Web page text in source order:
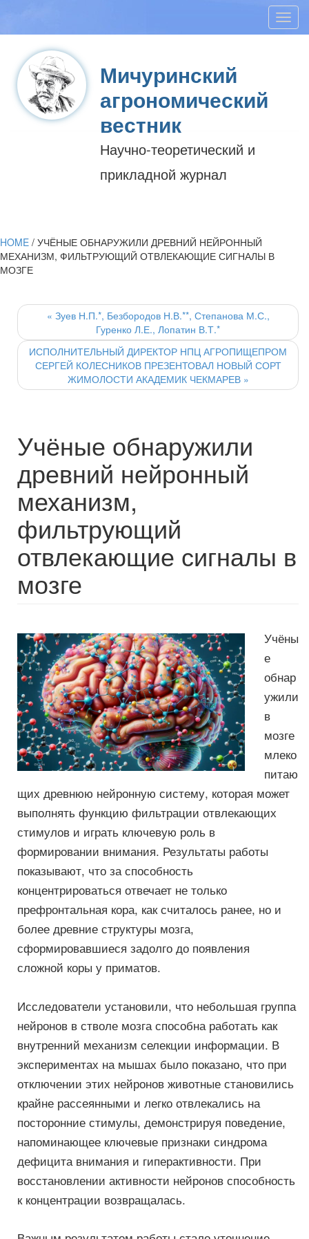
Мичуринский
агрономический
вестник
Научно-теоретический и
прикладной журнал
HOME / УЧЁНЫЕ ОБНАРУЖИЛИ ДРЕВНИЙ НЕЙРОННЫЙ
МЕХАНИЗМ, ФИЛЬТРУЮЩИЙ ОТВЛЕКАЮЩИЕ СИГНАЛЫ В
МОЗГЕ
Post
navigation
« Зуев Н.П.*, Безбородов Н.В.**, Степанова М.С.,
Гуренко Л.Е., Лопатин В.Т.*
ИСПОЛНИТЕЛЬНЫЙ ДИРЕКТОР НПЦ АГРОПИЩЕПРОМ
СЕРГЕЙ КОЛЕСНИКОВ ПРЕЗЕНТОВАЛ НОВЫЙ СОРТ
ЖИМОЛОСТИ АКАДЕМИК ЧЕКМАРЕВ »
Учёные обнаружили
древний нейронный
механизм,
фильтрующий
отвлекающие сигналы в
мозге
Учёны
е
обнар
ужили
в
мозге
млеко
питаю
щих древнюю нейронную систему, которая может
выполнять функцию фильтрации отвлекающих
стимулов и играть ключевую роль в
формировании внимания. Результаты работы
показывают, что за способность
концентрироваться отвечает не только
префронтальная кора, как считалось ранее, но и
более древние структуры мозга,
сформировавшиеся задолго до появления
сложной коры у приматов.
Исследователи установили, что небольшая группа
нейронов в стволе мозга способна работать как
внутренний механизм селекции информации. В
экспериментах на мышах было показано, что при
отключении этих нейронов животные становились
крайне рассеянными и легко отвлекались на
посторонние стимулы, демонстрируя поведение,
напоминающее ключевые признаки синдрома
дефицита внимания и гиперактивности. При
восстановлении активности нейронов способность
к концентрации возвращалась.